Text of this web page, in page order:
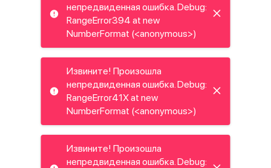
непредвиденная ошибка. Debug:
RangeError394 at new
NumberFormat (<anonymous>)
Извините! Произошла
непредвиденная ошибка. Debug:
RangeError41X at new
NumberFormat (<anonymous>)
Извините! Произошла
непредвиденная ошибка. Debug: